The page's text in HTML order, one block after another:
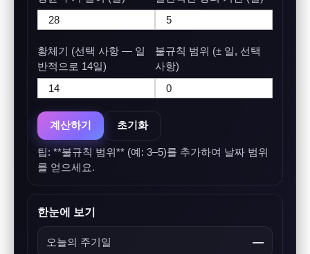
황체기 (선택 사항 — 일
반적으로 14일)
불규칙 범위 (± 일, 선택
사항)
계산하기 초기화
팁: **불규칙 범위** (예: 3–5)를 추가하여 날짜 범위
를 얻으세요.
한눈에 보기
오늘의 주기일 —